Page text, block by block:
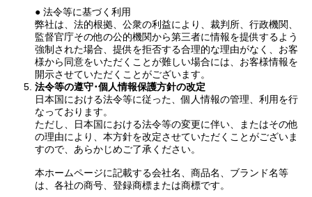
● 法令等に基づく利用
弊社は、法的根拠、公衆の利益により、裁判所、行政機関、
監督官庁その他の公的機関から第三者に情報を提供するよう
強制された場合、提供を拒否する合理的な理由がなく、お客
様から同意をいただくことが難しい場合には、お客様情報を
開示させていただくことがございます。
法令等の遵守･個人情報保護方針の改定
日本国における法令等に従った、個人情報の管理、利用を行
なっております。
ただし、日本国における法令等の変更に伴い、またはその他
の理由により、本方針を改定させていただくことがございま
すので、あらかじめご了承ください。
本ホームページに記載する会社名、商品名、ブランド名等
は、各社の商号、登録商標または商標です。